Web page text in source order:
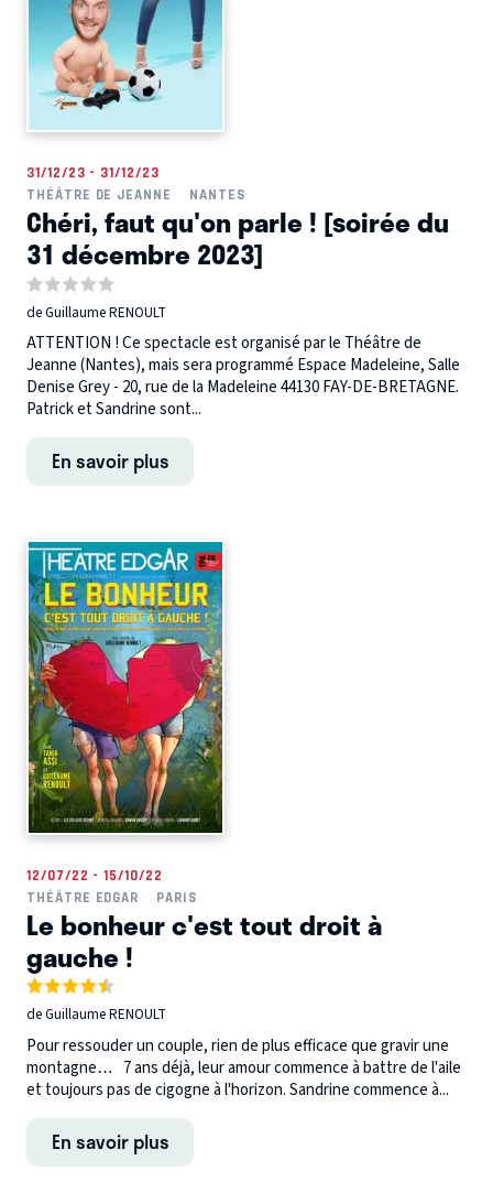
31/12/23 - 31/12/23
THÉÂTRE DE JEANNE
NANTES
Chéri, faut qu'on parle ! [soirée du
31 décembre 2023]
de Guillaume RENOULT
ATTENTION ! Ce spectacle est organisé par le Théâtre de
Jeanne (Nantes), mais sera programmé Espace Madeleine, Salle
Denise Grey - 20, rue de la Madeleine 44130 FAY-DE-BRETAGNE.
Patrick et Sandrine sont...
En savoir plus
12/07/22 - 15/10/22
THÉÂTRE EDGAR
PARIS
Le bonheur c'est tout droit à
gauche !
de Guillaume RENOULT
Pour ressouder un couple, rien de plus efficace que gravir une
montagne… 7 ans déjà, leur amour commence à battre de l'aile
et toujours pas de cigogne à l'horizon. Sandrine commence à...
En savoir plus